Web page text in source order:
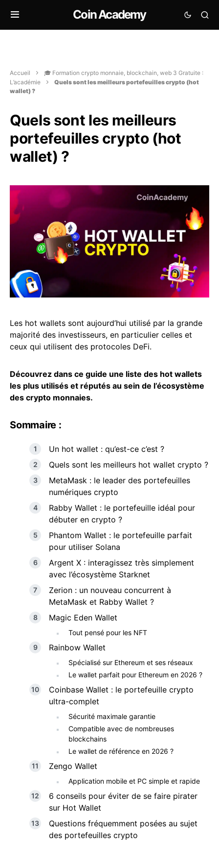
Coin Academy
Accueil
🎓 Formation crypto monnaie, blockchain, web 3 Gratuite :
L’académie
Quels sont les meilleurs portefeuilles crypto (hot
wallet) ?
Quels sont les meilleurs
portefeuilles crypto (hot
wallet) ?
Les hot wallets sont aujourd’hui utilisé par la grande
majorité des investisseurs, en particulier celles et
ceux qui utilisent des protocoles DeFi.
Découvrez dans ce guide une liste des hot wallets
les plus utilisés et réputés au sein de l’écosystème
des crypto monnaies.
Sommaire :
Un hot wallet : qu’est-ce c’est ?
Quels sont les meilleurs hot wallet crypto ?
MetaMask : le leader des portefeuilles
numériques crypto
Rabby Wallet : le portefeuille idéal pour
débuter en crypto ?
Phantom Wallet : le portefeuille parfait
pour utiliser Solana
Argent X : interagissez très simplement
avec l’écosystème Starknet
Zerion : un nouveau concurrent à
MetaMask et Rabby Wallet ?
Magic Eden Wallet
Tout pensé pour les NFT
Rainbow Wallet
Spécialisé sur Ethereum et ses réseaux
Le wallet parfait pour Ethereum en 2026 ?
Coinbase Wallet : le portefeuille crypto
ultra-complet
Sécurité maximale garantie
Compatible avec de nombreuses
blockchains
Le wallet de référence en 2026 ?
Zengo Wallet
Application mobile et PC simple et rapide
6 conseils pour éviter de se faire pirater
sur Hot Wallet
Questions fréquemment posées au sujet
des portefeuilles crypto